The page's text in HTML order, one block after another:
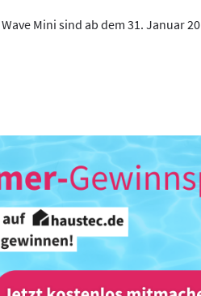
Mini sind ab dem 31. Januar